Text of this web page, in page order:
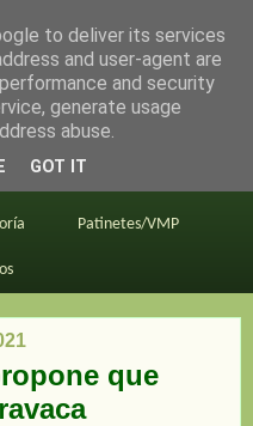
Primeros consejos
Patinetes/VMP
que
to deliver its services
and user-agent are
and security
generate usage
abuse.
GOT IT